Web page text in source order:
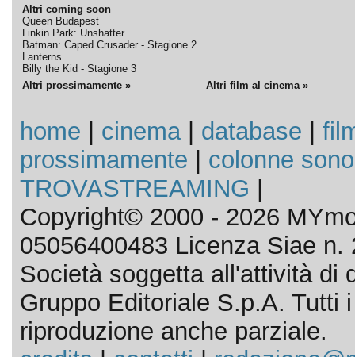
Altri coming soon
Queen Budapest
Linkin Park: Unshatter
Batman: Caped Crusader - Stagione 2
Lanterns
Billy the Kid - Stagione 3
Altri prossimamente » Altri film al cinema »
home cinema| database
prossimamente
colonne
TROVASTREAMING
Copyright© 2000 - 2026
05056400483 Licenza Siae n.
Società soggetta all'attività di
Gruppo Editoriale S.p.A. Tutti
riproduzione anche parziale.